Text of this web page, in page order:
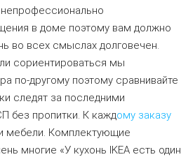
в доме поэтому вам должно
во всех смыслах долговечен.
сориентироваться мы
по-другому поэтому сравнивайте
следят за последними
без пропитки. К каждому заказу
мебели. Комплектующие
многие «У кухонь IKEA есть один